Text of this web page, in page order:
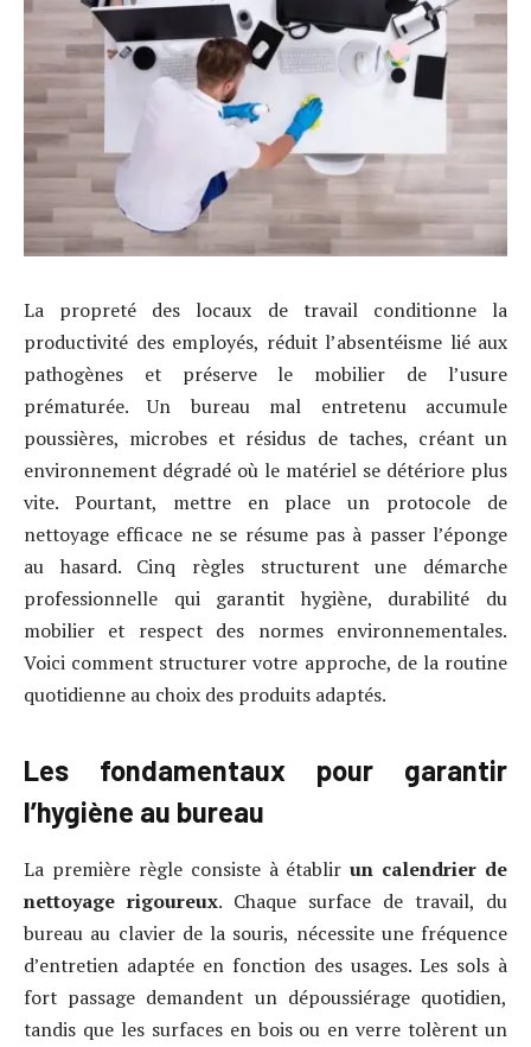
La propreté des locaux de travail conditionne la
productivité des employés, réduit l’absentéisme lié aux
pathogènes et préserve le mobilier de l’usure
prématurée. Un bureau mal entretenu accumule
poussières, microbes et résidus de taches, créant un
environnement dégradé où le matériel se détériore plus
vite. Pourtant, mettre en place un protocole de
nettoyage efficace ne se résume pas à passer l’éponge
au hasard. Cinq règles structurent une démarche
professionnelle qui garantit hygiène, durabilité du
mobilier et respect des normes environnementales.
Voici comment structurer votre approche, de la routine
quotidienne au choix des produits adaptés.
Les fondamentaux pour garantir
l’hygiène au bureau
La première règle consiste à établirun calendrier de
nettoyage rigoureux. Chaque surface de travail, du
bureau au clavier de la souris, nécessite une fréquence
d’entretien adaptée en fonction des usages. Les sols à
fort passage demandent un dépoussiérage quotidien,
tandis que les surfaces en bois ou en verre tolèrent un